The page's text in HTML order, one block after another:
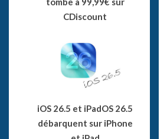
CDiscount
iOS 26.5 et iPadOS 26.5
débarquent sur iPhone